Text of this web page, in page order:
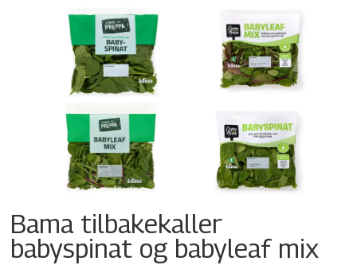
Bama tilbakekaller
babyspinat og babyleaf mix